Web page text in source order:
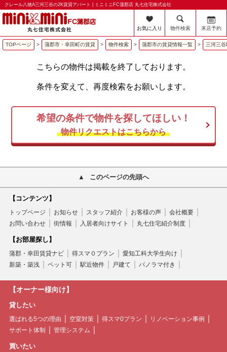
クレール八穂A三河三谷の2K賃貸アパート | ミニミニFC蒲郡店 丸七住宅株式会社
お気に入り 物件検索 来店予約
TOPページ > 蒲郡市・幸田町の賃貸 > 物件検索 > 蒲郡市の賃貸情報一覧 > 三河三
こちらの物件は掲載を終了しております。
条件を変えて、再度検索をお願いします。
希望の条件で物件を探してほしい！
物件リクエストはこちらから
このページの先頭へ
【コンテンツ】
トップページ お知らせ スタッフ紹介 お客様の声
会社概要
お問い合わせ
街情報 入居者向けサイト 丸七住宅紹介制度
【お部屋探し】
蒲郡・幸田賃貸ナビ 得スマ０プラン
愛知工科大学生向け
新築・築浅
ペット可 駅近物件 戸建て パノラマ付き
【オーナー様向け】
貸したい
選ばれる5つの理由 空室対策 得スマ0プラン
リノベーション事例
サポート体制
管理システム
買いたい